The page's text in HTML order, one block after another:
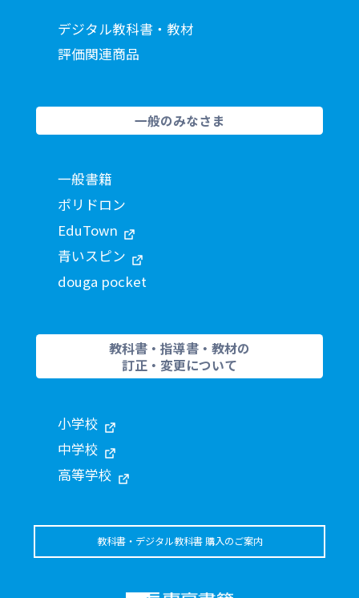
デジタル教科書・教材
評価関連商品
一般のみなさま
一般書籍
ポリドロン
EduTown
青いスピン
douga pocket
教科書・指導書・教材の
訂正・変更について
小学校
中学校
高等学校
教科書・デジタル教科書 購入のご案内